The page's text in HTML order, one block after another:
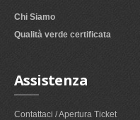
Chi Siamo
Qualità verde certificata
Assistenza
Contattaci / Apertura Ticket